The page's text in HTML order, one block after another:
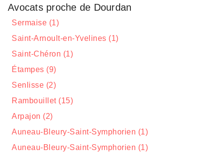
Avocats proche de Dourdan
Sermaise (1)
Saint-Arnoult-en-Yvelines (1)
Saint-Chéron (1)
Étampes (9)
Senlisse (2)
Rambouillet (15)
Arpajon (2)
Auneau-Bleury-Saint-Symphorien (1)
Auneau-Bleury-Saint-Symphorien (1)